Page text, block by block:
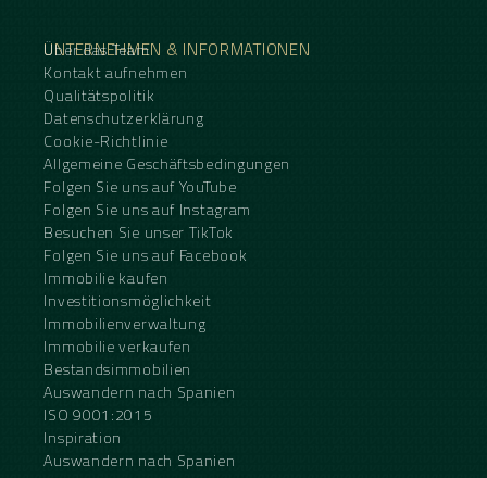
UNTERNEHMEN & INFORMATIONEN
Über das Team
Kontakt aufnehmen
Qualitätspolitik
Datenschutzerklärung
Cookie-Richtlinie
Allgemeine Geschäftsbedingungen
Folgen Sie uns auf YouTube
Folgen Sie uns auf Instagram
Besuchen Sie unser TikTok
Folgen Sie uns auf Facebook
Immobilie kaufen
Investitionsmöglichkeit
Immobilienverwaltung
Immobilie verkaufen
Bestandsimmobilien
Auswandern nach Spanien
ISO 9001:2015
Inspiration
Auswandern nach Spanien